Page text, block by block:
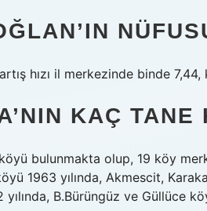
hızı il merkezinde binde
KAÇ TANE
bulunmakta olup, 19 köy
1963 yılında, Akmescit,
yılında, B.Bürüngüz ve Güllüce